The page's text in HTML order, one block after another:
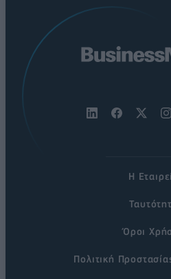
Η
Όροι
Πολιτική